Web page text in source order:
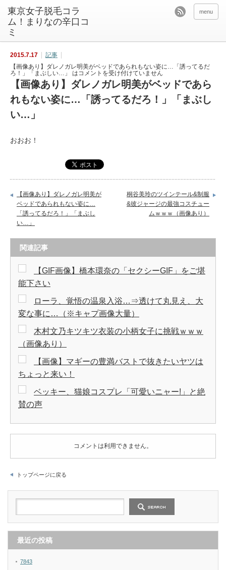
東京女子脱毛コラ
ム！まりなの辛口コ
ミ
menu
2015.7.17
記事
【画像あり】ダレノガレ明美がベッドであられもない姿に…「誘ってるだ
ろ！」「まぶしい…」 はコメントを受け付けていません
【画像あり】ダレノガレ明美がベッドであら
れもない姿に…「誘ってるだろ！」「まぶし
い…」
おおお！
【画像あり】ダレノガレ明美が
ベッドであられもない姿に…
「誘ってるだろ！」「まぶし
い…」
桐谷美玲のツインテール&制服
&彼ジャージの最強コスチュー
ムｗｗｗ（画像あり）
関連記事
【GIF画像】橋本環奈の「セクシーGIF」をご堪
能下さい
ローラ、覚悟の温泉入浴…⇒透けて丸見え、大
変な事に…（※キャプ画像大量）
木村文乃キツキツ衣装の小柄女子に挑戦ｗｗｗ
（画像あり）
【画像】マギーの豊満バストで抜きたいヤツは
ちょっと来い！
ベッキー、猫娘コスプレ「可愛いニャー!」と絶
賛の声
コメントは利用できません。
トップページに戻る
最近の投稿
7843